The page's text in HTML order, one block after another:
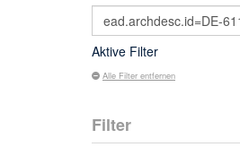
Aktive Filter
Alle Filter entfernen
Filter